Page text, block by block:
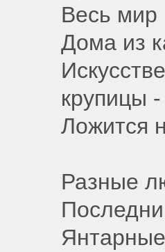
Весь мир
Дома из
крупицы -
Ложится
Разные